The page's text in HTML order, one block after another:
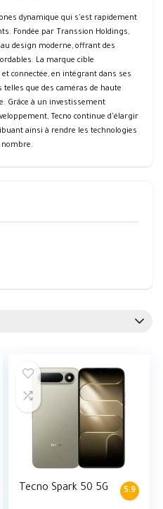
dynamique qui s'est rapidement
Fondée par Transsion Holdings,
design moderne, offrant des
La marque cible
connectée, en intégrant dans ses
telles que des caméras de haute
Grâce à un investissement
Tecno continue d'élargir
ainsi à rendre les technologies
nombre.
5.9
Tecno Spark 50 5G